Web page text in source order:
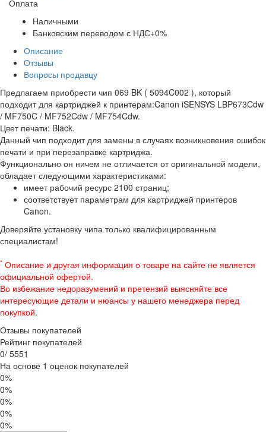
Оплата
Наличными
Банковским переводом с НДС+0%
Описание
Отзывы
Вопросы продавцу
Предлагаем приобрести чип 069 BK ( 5094C002 ), который
подходит для картриджей к принтерам:Canon iSENSYS LBP673Cdw
/ MF750C / MF752Cdw / MF754Cdw.
Цвет печати: Black.
Данный чип подходит для замены в случаях возникновения ошибок
печати и при перезаправке картриджа.
Функционально он ничем не отличается от оригинальной модели,
обладает следующими характеристиками:
имеет рабочий ресурс 2100 страниц;
соответствует параметрам для картриджей принтеров
Canon.
Доверяйте установку чипа только квалифицированным
специалистам!
* Описание и другая информация о товаре на сайте не является
официальной офертой.
Во избежание недоразумений и претензий выясняйте все
интересующие детали и нюансы у нашего менеджера перед
покупкой.
Отзывы покупателей
Рейтинг покупателей
0/ 5551
На основе 1 оценок покупателей
0%
0%
0%
0%
0%